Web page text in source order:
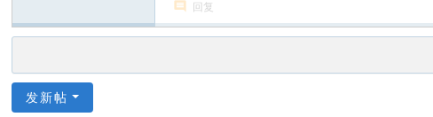
回复
发新帖